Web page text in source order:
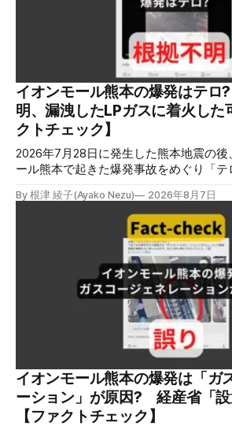
本ファクトチェックセンター（JFC）は
やメディア情報リテラシーに関する講師
開催しています。講座はオンラインで
定バッジと教室や職場などで利用可能な
次回の開講は8月23日（日）午後4時~5
みはこちら。 日本ファクトチェックセンター（JFC） ファ
クトチェック講師養成講座 8月23日（
クトチェックセンター（JFC）による講
師養成講座（オ
イオンモール熊本の爆発はテロ
明、漏洩したLPガスに着火した
クトチェック】
2026年7月28日に発生した熊本地震の後
ール熊本で起きた爆発事故をめぐり「テ
LPガスに着火した可能性に言及してい
明です。イオンは8月5日、外部専門家
会を設置すると発表しました。 検証対象 拡散した言説 2026
年8月2日、イオンモール熊本の爆発がテ
張する投稿がＸで拡散した。 検証する理由 8月5日現在、投
稿は600回以上リポストされ、表示は19万
の情報の拡散量を調べるため、「熊本」
「爆発」「テロ」など複数のキーワード
シャル分析ツールMeltwaterで調べると
までに約9900件あった(例1,2,3)。拡散の
れらの投稿は根拠を示していないが、「
いね」「これは 熊本を略奪する為のテ
稿を真に受けたり、同調する反応が多い
定な情報を流すな」や「陰謀論だよ」な
By 根津 綾子(Ayako Nezu) 2026年8月7日
イオンモール熊本の爆発は「ガ
ーション」が原因? 経産省「設
【ファクトチェック】